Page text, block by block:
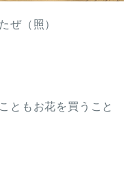
ぜ（照）
ともお花を買うこと